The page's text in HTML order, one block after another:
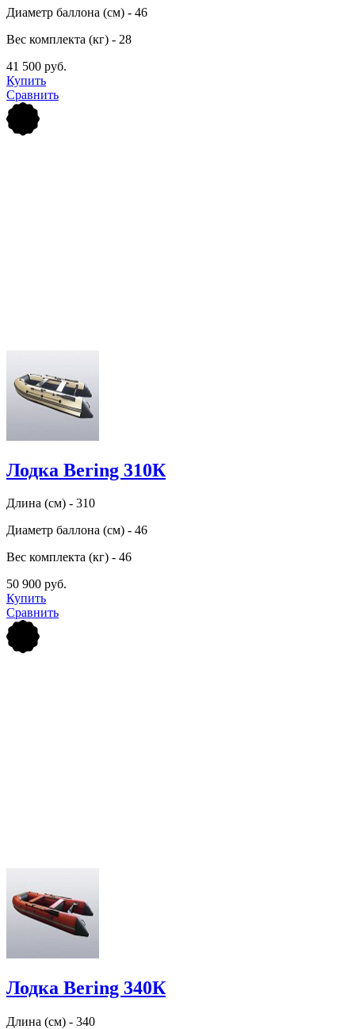
Диаметр баллона (см) - 46
Вес комплекта (кг) - 28
41 500 руб.
Купить
Сравнить
Лодка Bering 310К
Длина (см) - 310
Диаметр баллона (см) - 46
Вес комплекта (кг) - 46
50 900 руб.
Купить
Сравнить
Лодка Bering 340К
Длина (см) - 340